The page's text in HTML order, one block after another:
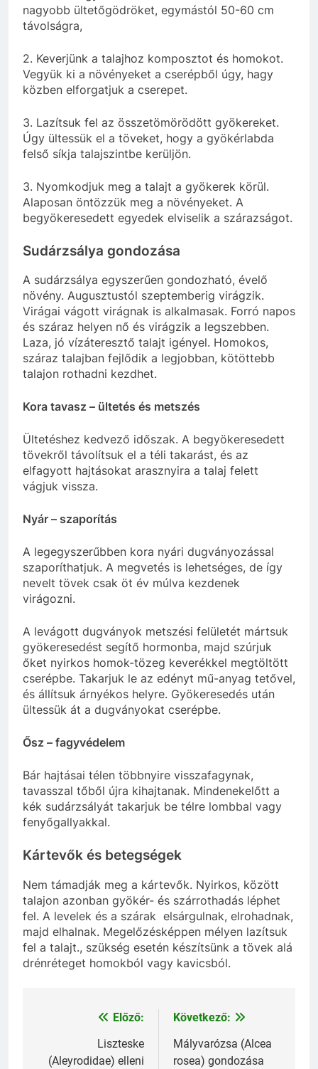
nagyobb ültetőgödröket, egymástól 50-60 cm
távolságra,
2. Keverjünk a talajhoz komposztot és homokot.
Vegyük ki a növényeket a cserépből úgy, hagy
közben elforgatjuk a cserepet.
3. Lazítsuk fel az összetömörödött gyökereket.
Úgy ültessük el a töveket, hogy a gyökérlabda
felső síkja talajszintbe kerüljön.
3. Nyomkodjuk meg a talajt a gyökerek körül.
Alaposan öntözzük meg a növényeket. A
begyökeresedett egyedek elviselik a szárazságot.
Sudárzsálya gondozása
A sudárzsálya egyszerűen gondozható, évelő
növény. Augusztustól szeptemberig virágzik.
Virágai vágott virágnak is alkalmasak. Forró napos
és száraz helyen nő és virágzik a legszebben.
Laza, jó vízáteresztő talajt igényel. Homokos,
száraz talajban fejlődik a legjobban, kötöttebb
talajon rothadni kezdhet.
Kora tavasz – ültetés és metszés
Ültetéshez kedvező időszak. A begyökeresedett
tövekről távolítsuk el a téli takarást, és az
elfagyott hajtásokat arasznyira a talaj felett
vágjuk vissza.
Nyár – szaporítás
A legegyszerűbben kora nyári dugványozással
szaporíthatjuk. A megvetés is lehetséges, de így
nevelt tövek csak öt év múlva kezdenek
virágozni.
A levágott dugványok metszési felületét mártsuk
gyökeresedést segítő hormonba, majd szúrjuk
őket nyirkos homok-tözeg keverékkel megtöltött
cserépbe. Takarjuk le az edényt mű-anyag tetővel,
és állítsuk árnyékos helyre. Gyökeresedés után
ültessük át a dugványokat cserépbe.
Ősz – fagyvédelem
Bár hajtásai télen többnyire visszafagynak,
tavasszal tőből újra kihajtanak. Mindenekelőtt a
kék sudárzsályát takarjuk be télre lombbal vagy
fenyőgallyakkal.
Kártevők és betegségek
Nem támadják meg a kártevők. Nyirkos, között
talajon azonban gyökér- és szárrothadás léphet
fel. A levelek és a szárak elsárgulnak, elrohadnak,
majd elhalnak. Megelőzésképpen mélyen lazítsuk
fel a talajt., szükség esetén készítsünk a tövek alá
drénréteget homokból vagy kavicsból.
Bejegyzés
navigáció
Előző:
Liszteske
(Aleyrodidae) elleni
Következő:
Mályvarózsa (Alcea
rosea) gondozása